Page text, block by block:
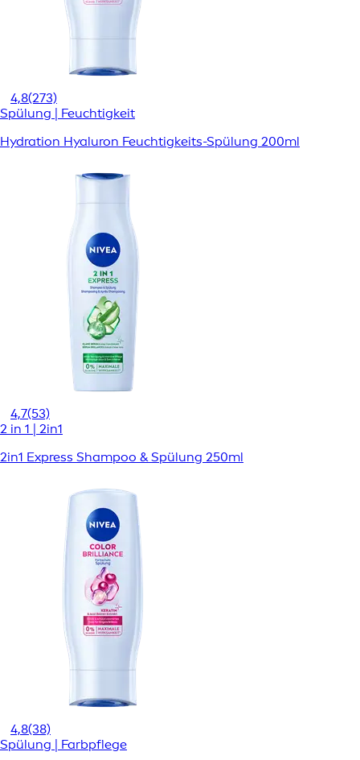
4,8(273)
Spülung | Feuchtigkeit
Hydration Hyaluron Feuchtigkeits-Spülung 200ml
4,7(53)
2 in 1 | 2in1
2in1 Express Shampoo & Spülung 250ml
4,8(38)
Spülung | Farbpflege